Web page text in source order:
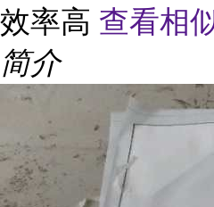
效率高 查看相
简介